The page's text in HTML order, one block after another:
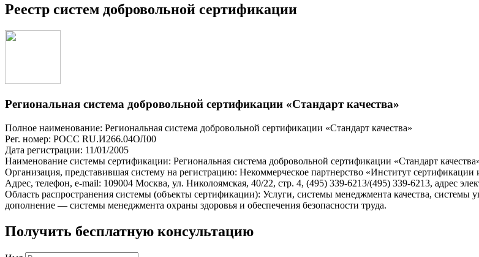
Реестр систем добровольной сертификации
Региональная система добровольной сертификации «Стандарт качества»
Полное наименование: Региональная система добровольной сертификации «Стандарт качества»
Рег. номер: РОСС RU.И266.04ОЛ00
Дата регистрации: 11/01/2005
Наименование системы сертификации: Региональная система добровольной сертификации «Стандарт
Организация, представившая систему на регистрацию: Некоммерческое партнерство «Институт сертификации
Адрес, телефон, e-mail: 109004 Москва, ул. Николоямская, 40/22, стр. 4, (495) 339-6213/(495) 339-6213, адрес
Область распространения системы (объекты сертификации): Услуги, системы менеджмента качества, системы
дополнение — системы менеджмента охраны здоровья и обеспечения безопасности труда.
Получить бесплатную консультацию